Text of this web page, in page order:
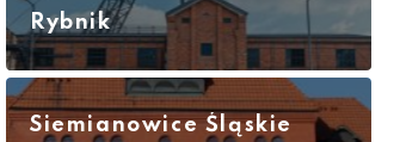
Rybnik
Siemianowice Śląskie